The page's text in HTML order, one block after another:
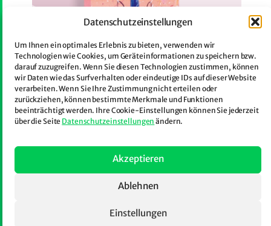
Datenschutzeinstellungen
Um Ihnen ein optimales Erlebnis zu bieten, verwenden wir
Technologien wie Cookies, um Geräteinformationen zu speichern bzw.
darauf zuzugreifen. Wenn Sie diesen Technologien zustimmen, können
wir Daten wie das Surfverhalten oder eindeutige IDs auf dieser Website
verarbeiten. Wenn Sie Ihre Zustimmung nicht erteilen oder
zurückziehen, können bestimmte Merkmale und Funktionen
beeinträchtigt werden. Ihre Cookie-Einstellungen können Sie jederzeit
über die Seite Datenschutzeinstellungen ändern.
Akzeptieren
Ablehnen
Einstellungen
Salto
Preisgekrönter Roman voller Wärme und
feinem isländischen Humor: Der
zwölfjährige Turner Álfur will hoch hinaus –
bis die Autismusdiagnose seines Bruders
vieles ins Wanken bringt. Und er begreift,